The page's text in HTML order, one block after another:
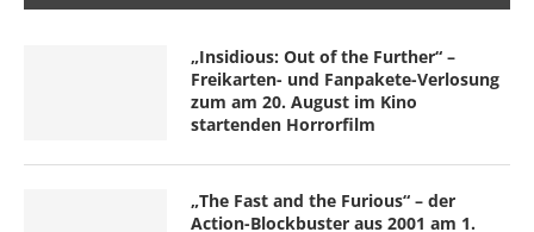
„Insidious: Out of the Further“ –
Freikarten- und Fanpakete-Verlosung
zum am 20. August im Kino
startenden Horrorfilm
„The Fast and the Furious“ – der
Action-Blockbuster aus 2001 am 1.